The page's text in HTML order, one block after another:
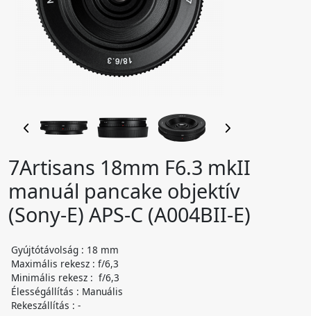
7Artisans 18mm F6.3 mkII
manuál pancake objektív
(Sony-E) APS-C (A004BII-E)
Gyújtótávolság : 18 mm
Maximális rekesz : f/6,3
Minimális rekesz : f/6,3
Élességállítás : Manuális
Rekeszállítás : -